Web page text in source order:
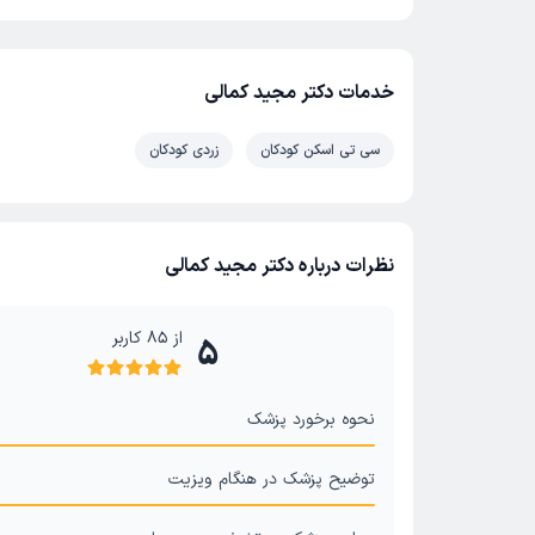
خدمات دکتر مجید کمالی
سی تی اسکن کودکان زردی کودکان
نظرات درباره دکتر مجید کمالی
5 از 85کاربر
نحوه برخورد پزشک
توضیح پزشک در هنگام ویزیت